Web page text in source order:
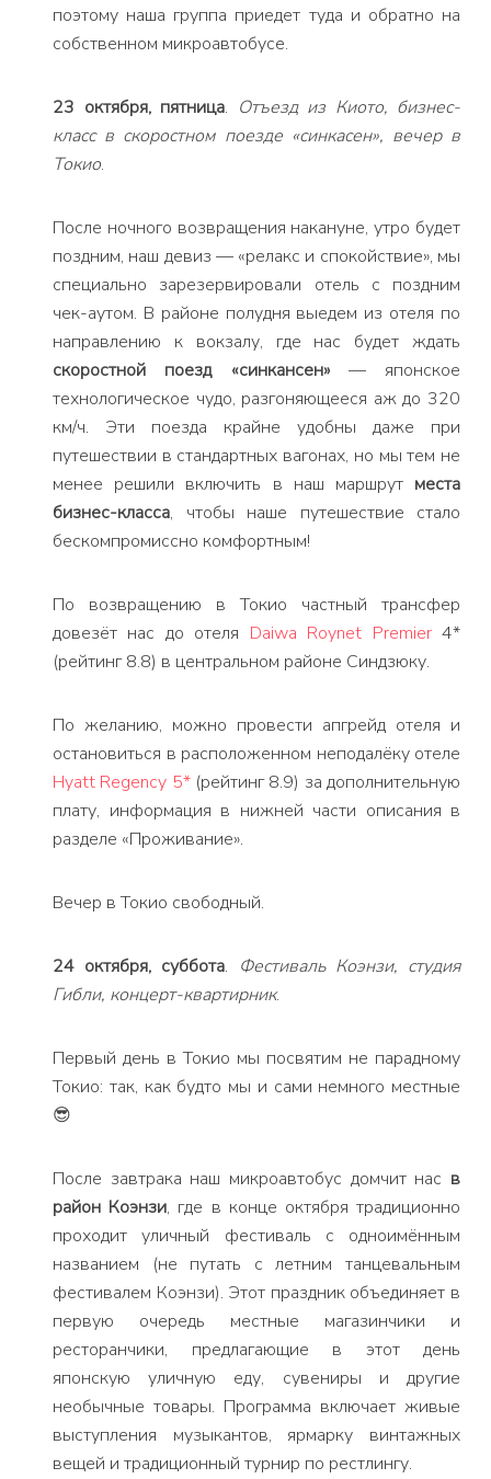
поэтому наша группа приедет туда и обратно на
собственном микроавтобусе.
23 октября, пятница. Отъезд из Киото, бизнес-
класс в скоростном поезде «синкасен», вечер в
Токио.
После ночного возвращения накануне, утро будет
поздним, наш девиз — «релакс и спокойствие», мы
специально зарезервировали отель с поздним
чек-аутом. В районе полудня выедем из отеля по
направлению к вокзалу, где нас будет ждать
скоростной поезд «синкансен»— японское
технологическое чудо, разгоняющееся аж до 320
км/ч. Эти поезда крайне удобны даже при
путешествии в стандартных вагонах, но мы тем не
менее решили включить в наш маршрутместа
бизнес-класса, чтобы наше путешествие стало
бескомпромиссно комфортным!
По возвращению в Токио частный трансфер
довезёт нас до отеля Daiwa Roynet Premier4*
(рейтинг 8.8) в центральном районе Синдзюку.
По желанию, можно провести апгрейд отеля и
остановиться в расположенном неподалёку отеле
Hyatt Regency 5*(рейтинг 8.9) за дополнительную
плату, информация в нижней части описания в
разделе «Проживание».
Вечер в Токио свободный.
24 октября, суббота. Фестиваль Коэнзи, студия
Гибли, концерт-квартирник.
Первый день в Токио мы посвятим не парадному
Токио: так, как будто мы и сами немного местные
😎
После завтрака наш микроавтобус домчит нас в
район Коэнзи, где в конце октября традиционно
проходит уличный фестиваль с одноимённым
названием (не путать с летним танцевальным
фестивалем Коэнзи). Этот праздник объединяет в
первую очередь местные магазинчики и
ресторанчики, предлагающие в этот день
японскую уличную еду, сувениры и другие
необычные товары. Программа включает живые
выступления музыкантов, ярмарку винтажных
вещей и традиционный турнир по рестлингу.